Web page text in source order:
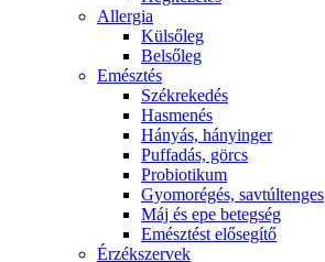
Allergia
Külsőleg
Belsőleg
Emésztés
Székrekedés
Hasmenés
Hányás, hányinger
Puffadás, görcs
Probiotikum
Gyomorégés, savtúltenges
Máj és epe betegség
Emésztést elősegítő
Érzékszervek